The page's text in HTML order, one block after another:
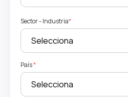
Sector - Industria*
País*